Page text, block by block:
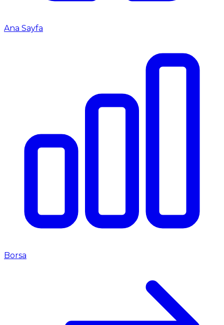
Ana Sayfa
Borsa